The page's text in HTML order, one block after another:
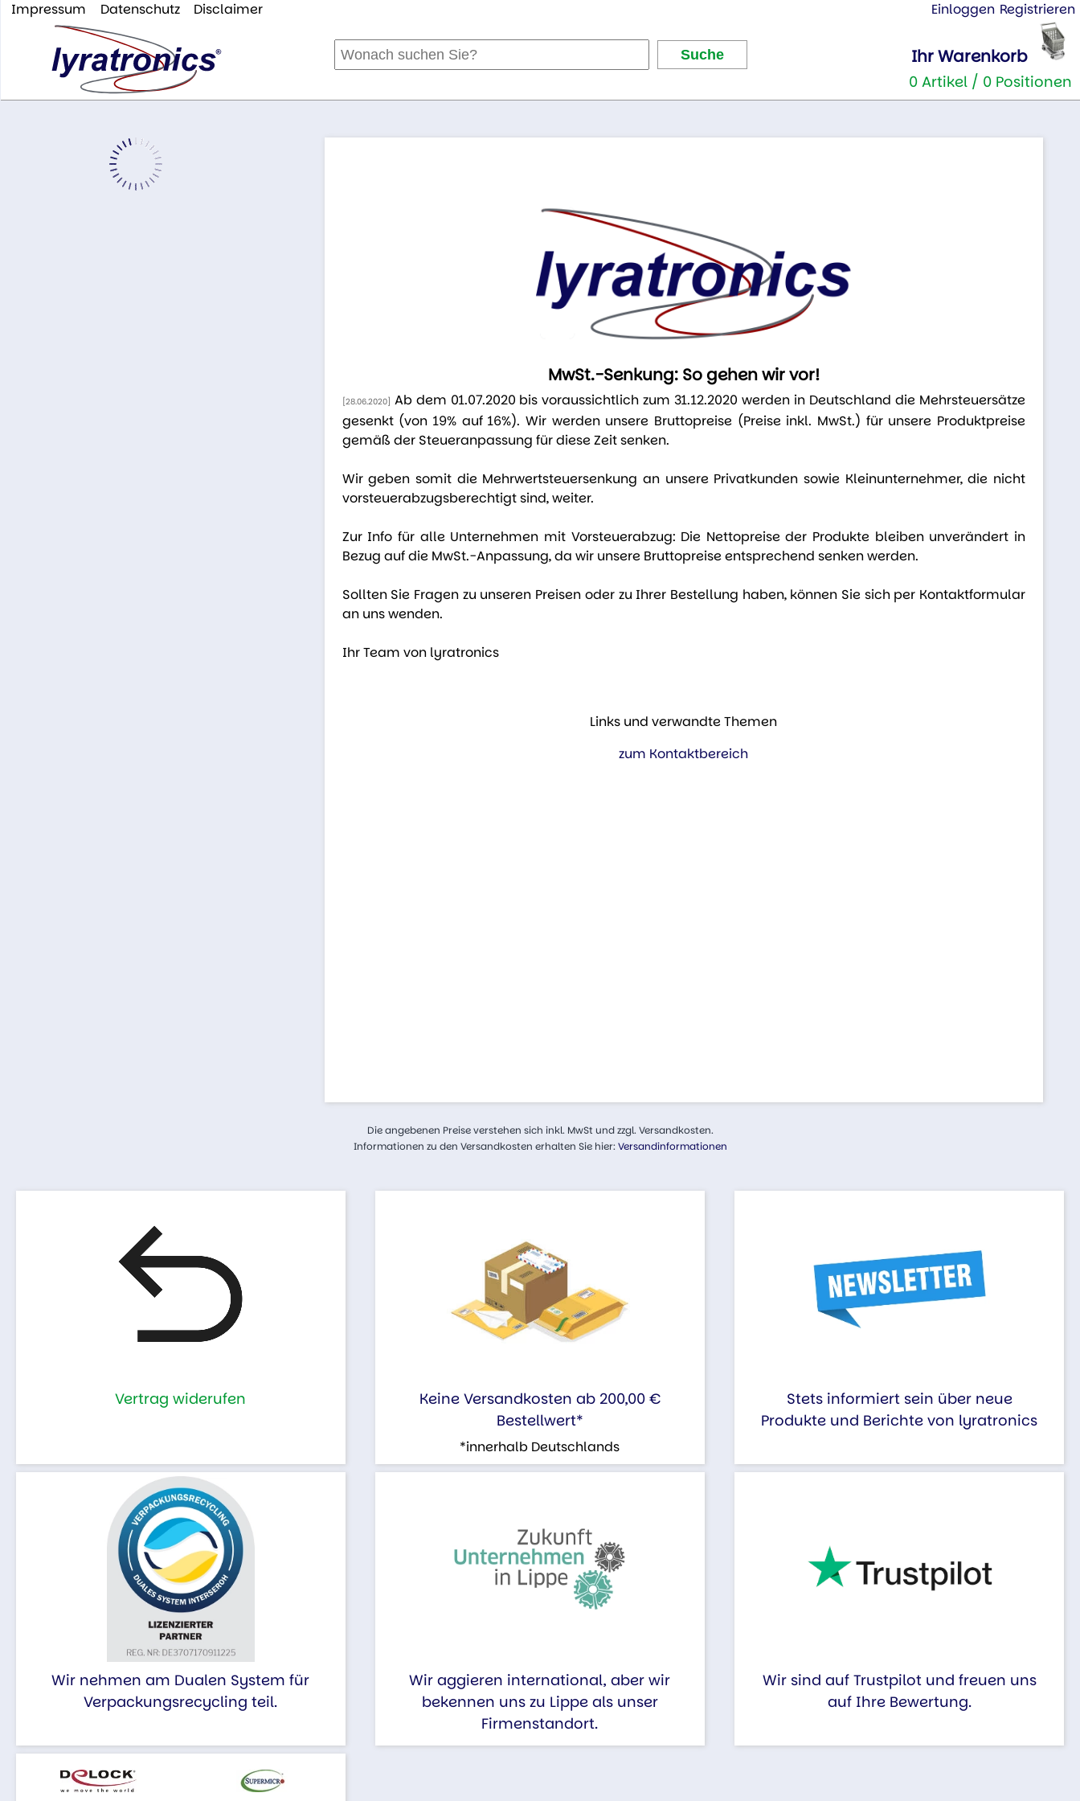
Impressum Datenschutz Disclaimer Einloggen Registrieren
Ihr Warenkorb
0 Artikel / 0 Positionen
MwSt.-Senkung: So gehen wir vor!
[28.06.2020] Ab dem 01.07.2020 bis voraussichtlich zum 31.12.2020 werden in Deutschland die Mehrsteuersätze
gesenkt (von 19% auf 16%). Wir werden unsere Bruttopreise (Preise inkl. MwSt.) für unsere Produktpreise
gemäß der Steueranpassung für diese Zeit senken.
Wir geben somit die Mehrwertsteuersenkung an unsere Privatkunden sowie Kleinunternehmer, die nicht
vorsteuerabzugsberechtigt sind, weiter.
Zur Info für alle Unternehmen mit Vorsteuerabzug: Die Nettopreise der Produkte bleiben unverändert in
Bezug auf die MwSt.-Anpassung, da wir unsere Bruttopreise entsprechend senken werden.
Sollten Sie Fragen zu unseren Preisen oder zu Ihrer Bestellung haben, können Sie sich per Kontaktformular
an uns wenden.
Ihr Team von lyratronics
Links und verwandte Themen
zum Kontaktbereich
Die angebenen Preise verstehen sich inkl. MwSt und zzgl. Versandkosten.
Informationen zu den Versandkosten erhalten Sie hier: Versandinformationen
Vertrag widerufen
Keine Versandkosten ab 200,00 €
Bestellwert*
*innerhalb Deutschlands
Stets informiert sein über neue
Produkte und Berichte von lyratronics
Wir nehmen am Dualen System für
Verpackungsrecycling teil.
Wir aggieren international, aber wir
bekennen uns zu Lippe als unser
Firmenstandort.
Wir sind auf Trustpilot und freuen uns
auf Ihre Bewertung.